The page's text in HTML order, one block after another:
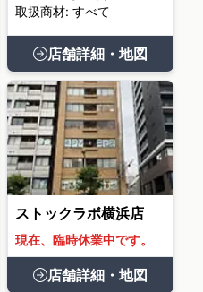
取扱商材: すべて
店舗詳細・地図
ストックラボ横浜店
現在、臨時休業中です。
店舗詳細・地図